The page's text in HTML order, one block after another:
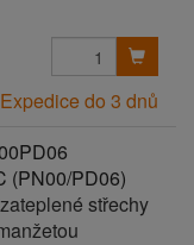
Expedice do 3 dnů
(PN00/PD06)
střechy